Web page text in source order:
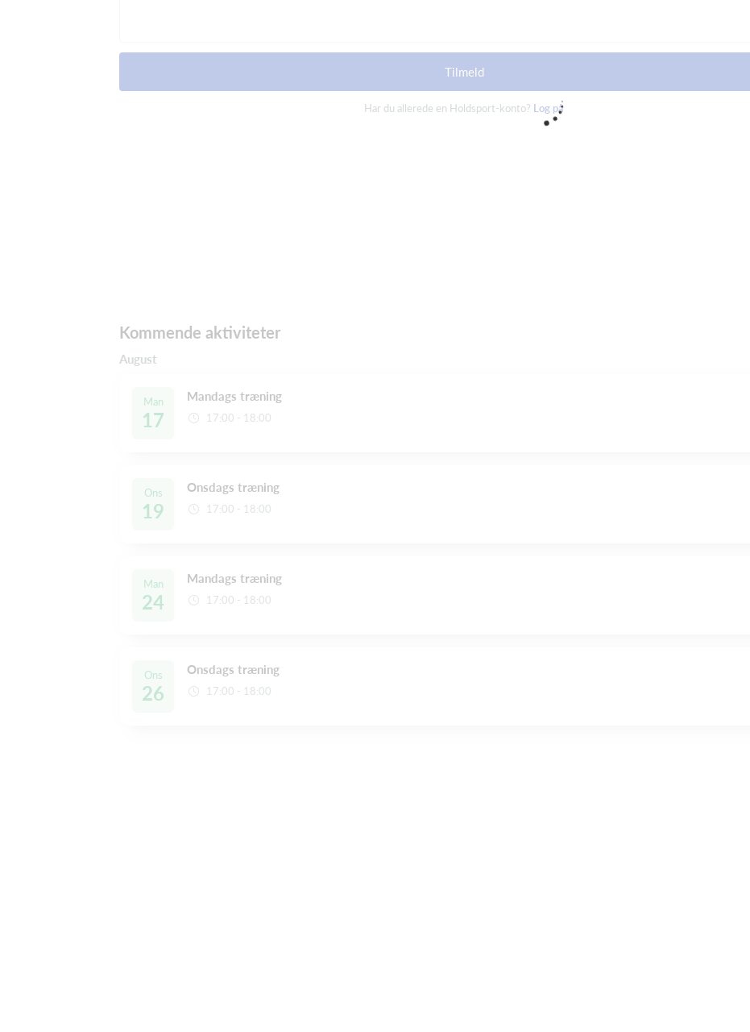
Tilmeld
Har du allerede en Holdsport-konto? Log på
Kommende aktiviteter
August
Man
17
Mandags træning
17:00 - 18:00
Ons
19
Onsdags træning
17:00 - 18:00
Man
24
Mandags træning
17:00 - 18:00
Ons
26
Onsdags træning
17:00 - 18:00